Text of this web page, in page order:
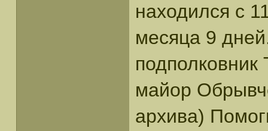
находился с
месяца 9
майор
архива)